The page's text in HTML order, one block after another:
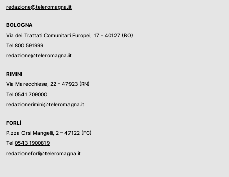
redazione@teleromagna.it
BOLOGNA
Via dei Trattati Comunitari Europei, 17 – 40127 (BO)
Tel 800 591999
redazione@teleromagna.it
RIMINI
Via Marecchiese, 22 – 47923 (RN)
Tel 0541 709000
redazionerimini@teleromagna.it
FORLÌ
P.zza Orsi Mangelli, 2 – 47122 (FC)
Tel 0543 1900819
redazioneforli@teleromagna.it